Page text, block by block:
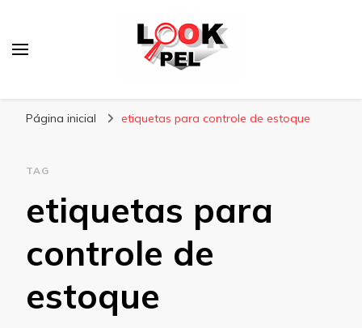
Página inicial etiquetas para controle de estoque
TAG
etiquetas para
controle de
estoque